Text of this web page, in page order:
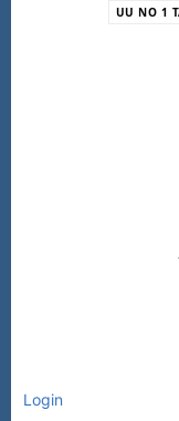
UU NO 1
Login